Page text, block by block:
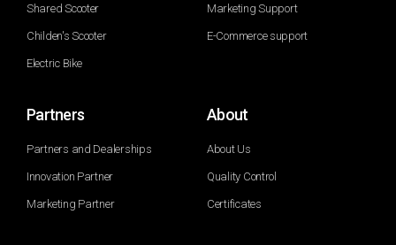
Shared Scooter
Childen's Scooter
Electric Bike
Marketing Support
E-Commerce support
Partners
Partners and Dealerships
Innovation Partner
Marketing Partner
About
About Us
Quality Control
Certificates